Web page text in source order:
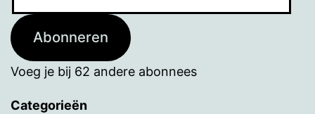
Abonneren
Voeg je bij 62 andere abonnees
Categorieën